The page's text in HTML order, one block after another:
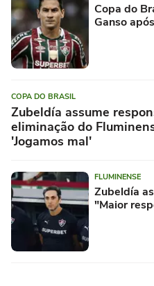
Copa do
Ganso
COPA DO BRASIL
Zubeldía assume
eliminação do
'Jogamos mal'
FLUMINENSE
Zubeldía
"Maior